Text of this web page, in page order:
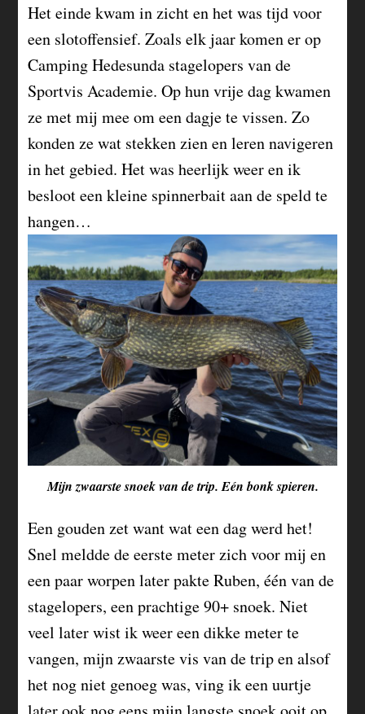
Het einde kwam in zicht en het was tijd voor
een slotoffensief. Zoals elk jaar komen er op
Camping Hedesunda stagelopers van de
Sportvis Academie. Op hun vrije dag kwamen
ze met mij mee om een dagje te vissen. Zo
konden ze wat stekken zien en leren navigeren
in het gebied. Het was heerlijk weer en ik
besloot een kleine spinnerbait aan de speld te
hangen…
Mijn zwaarste snoek van de trip. Eén bonk spieren.
Een gouden zet want wat een dag werd het!
Snel meldde de eerste meter zich voor mij en
een paar worpen later pakte Ruben, één van de
stagelopers, een prachtige 90+ snoek. Niet
veel later wist ik weer een dikke meter te
vangen, mijn zwaarste vis van de trip en alsof
het nog niet genoeg was, ving ik een uurtje